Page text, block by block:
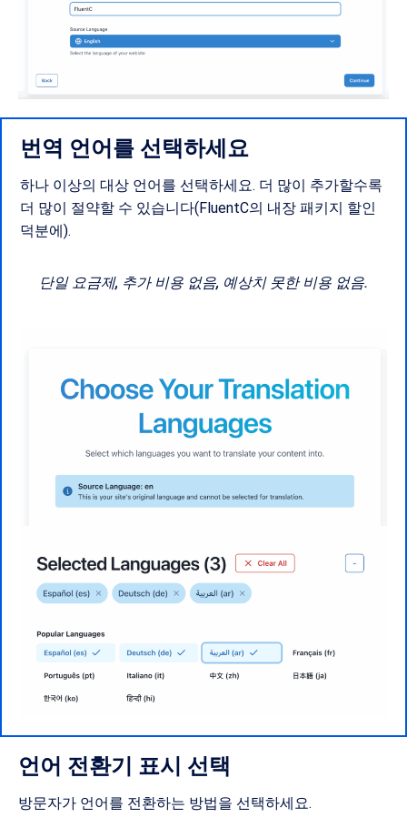
번역 언어를 선택하세요
하나 이상의 대상 언어를 선택하세요. 더 많이 추가할수록
더 많이 절약할 수 있습니다(FluentC의 내장 패키지 할인
덕분에).
단일 요금제, 추가 비용 없음, 예상치 못한 비용 없음.
언어 전환기 표시 선택
방문자가 언어를 전환하는 방법을 선택하세요.